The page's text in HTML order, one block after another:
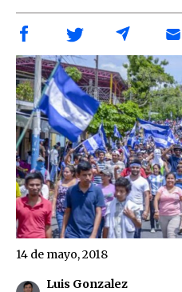
Luis Gonzalez
14 de mayo, 2018